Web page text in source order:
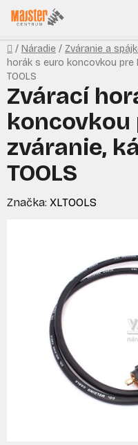
Prejsť
na
obsah
Domov
/ Náradie / Zváranie a
horák s euro koncovkou pre
TOOLS
Zvárací
koncovkou
zváranie,
TOOLS
Značka: XLTOOLS